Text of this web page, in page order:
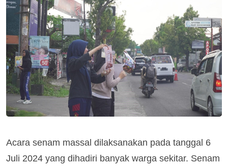
Acara senam massal dilaksanakan pada tanggal 6
Juli 2024 yang dihadiri banyak warga sekitar. Senam